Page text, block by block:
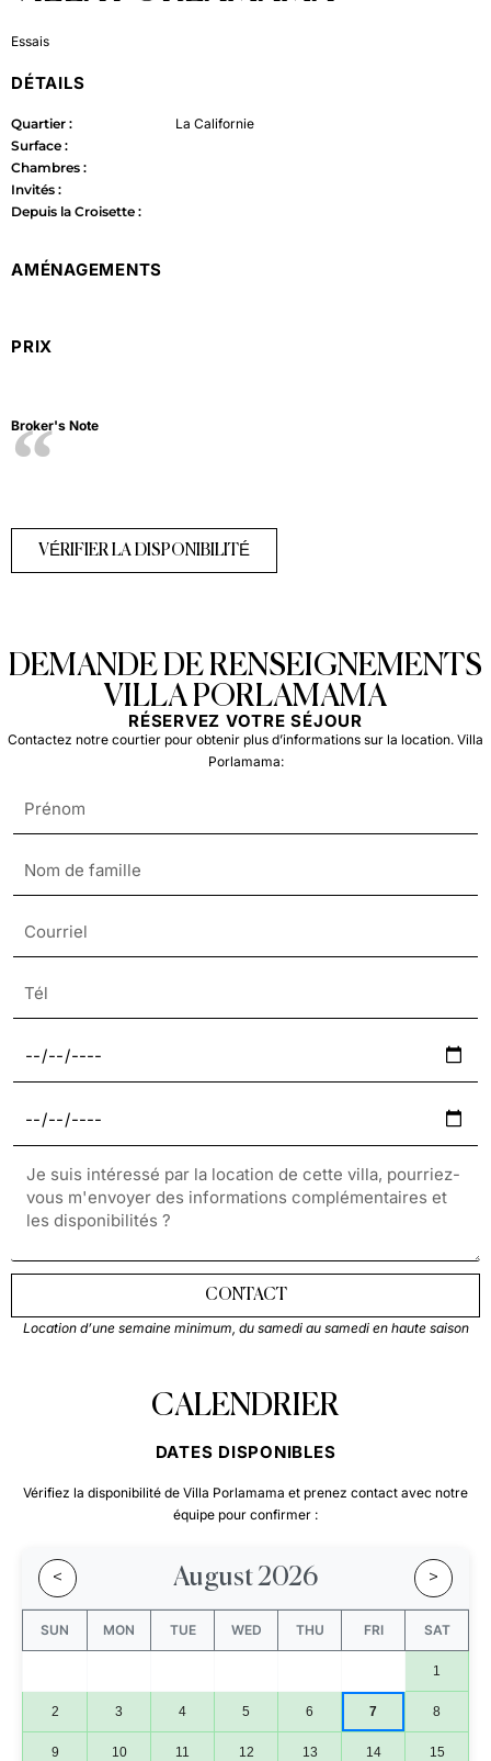
Essais
DÉTAILS
Quartier :
La Californie
Surface :
Chambres :
Invités :
Depuis la Croisette :
AMÉNAGEMENTS
PRIX
Broker's Note
VÉRIFIER LA DISPONIBILITÉ
DEMANDE DE RENSEIGNEMENTS
VILLA PORLAMAMA
RÉSERVEZ VOTRE SÉJOUR
Contactez notre courtier pour obtenir plus d’informations sur la location. Villa
Porlamama:
CONTACT
Location d’une semaine minimum, du samedi au samedi en haute saison
CALENDRIER
DATES DISPONIBLES
Vérifiez la disponibilité de Villa Porlamama et prenez contact avec notre
équipe pour confirmer :
< August 2026 >
SUN MON TUE WED THU FRI SAT
1
2 3 4 5 6 7 8
9 10 11 12 13 14 15